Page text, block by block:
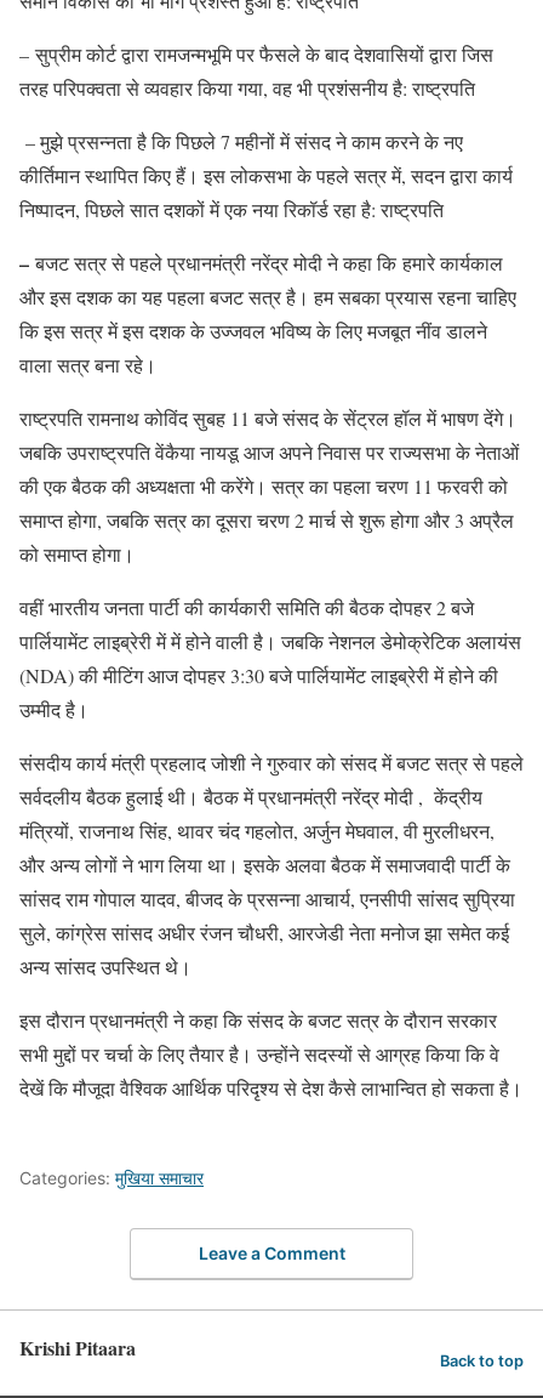
– सुप्रीम कोर्ट द्वारा रामजन्मभूमि पर फैसले के बाद देशवासियों द्वारा जिस
तरह परिपक्वता से व्यवहार किया गया, वह भी प्रशंसनीय है: राष्ट्रपति
– मुझे प्रसन्नता है कि पिछले 7 महीनों में संसद ने काम करने के नए
कीर्तिमान स्थापित किए हैं। इस लोकसभा के पहले सत्र में, सदन द्वारा कार्य
निष्पादन, पिछले सात दशकों में एक नया रिकॉर्ड रहा है: राष्ट्रपति
–बजट सत्र से पहले प्रधानमंत्री नरेंद्र मोदी ने कहा कि हमारे कार्यकाल
और इस दशक का यह पहला बजट सत्र है। हम सबका प्रयास रहना चाहिए
कि इस सत्र में इस दशक के उज्जवल भविष्य के लिए मजबूत नींव डालने
वाला सत्र बना रहे।
राष्ट्रपति रामनाथ कोविंद सुबह 11 बजे संसद के सेंट्रल हॉल में भाषण देंगे।
जबकि उपराष्ट्रपति वेंकैया नायडू आज अपने निवास पर राज्यसभा के नेताओं
की एक बैठक की अध्यक्षता भी करेंगे। सत्र का पहला चरण 11 फरवरी को
समाप्त होगा, जबकि सत्र का दूसरा चरण 2 मार्च से शुरू होगा और 3 अप्रैल
को समाप्त होगा।
वहीं भारतीय जनता पार्टी की कार्यकारी समिति की बैठक दोपहर 2 बजे
पार्लियामेंट लाइब्रेरी में में होने वाली है। जबकि नेशनल डेमोक्रेटिक अलायंस
(NDA) की मीटिंग आज दोपहर 3:30 बजे पार्लियामेंट लाइब्रेरी में होने की
उम्मीद है।
संसदीय कार्य मंत्री प्रहलाद जोशी ने गुरुवार को संसद में बजट सत्र से पहले
सर्वदलीय बैठक हुलाई थी। बैठक में प्रधानमंत्री नरेंद्र मोदी , केंद्रीय
मंत्रियों, राजनाथ सिंह, थावर चंद गहलोत, अर्जुन मेघवाल, वी मुरलीधरन,
और अन्य लोगों ने भाग लिया था। इसके अलवा बैठक में समाजवादी पार्टी के
सांसद राम गोपाल यादव, बीजद के प्रसन्ना आचार्य, एनसीपी सांसद सुप्रिया
सुले, कांग्रेस सांसद अधीर रंजन चौधरी, आरजेडी नेता मनोज झा समेत कई
अन्य सांसद उपस्थित थे।
इस दौरान प्रधानमंत्री ने कहा कि संसद के बजट सत्र के दौरान सरकार
सभी मुद्दों पर चर्चा के लिए तैयार है। उन्होंने सदस्यों से आग्रह किया कि वे
देखें कि मौजूदा वैश्विक आर्थिक परिदृश्य से देश कैसे लाभान्वित हो सकता है।
Categories: मुखिया समाचार
Leave a Comment
Krishi Pitaara Back to top